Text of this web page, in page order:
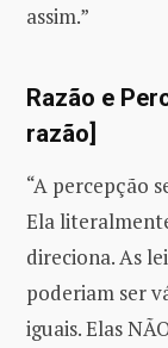
assim.”
Razão e
razão]
“A percepção
Ela
direciona. As
poderiam ser
iguais. Elas